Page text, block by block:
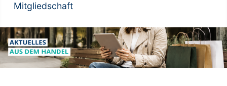
Mitgliedschaft